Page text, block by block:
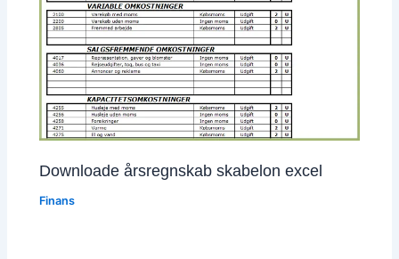
Downloade årsregnskab skabelon excel
Finans